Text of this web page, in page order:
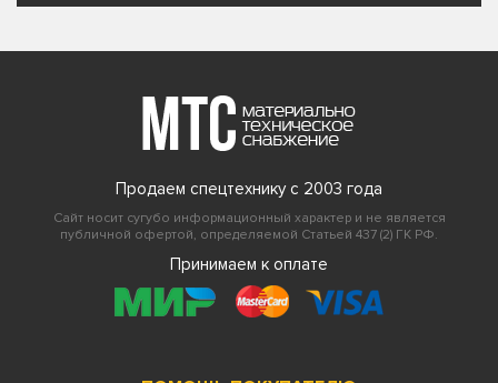
Продаем спецтехнику с 2003 года
Сайт носит сугубо информационный характер и не является
публичной офертой, определяемой Статьей 437 (2) ГК РФ.
Принимаем к оплате